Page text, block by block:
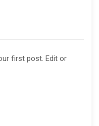
first post. Edit or